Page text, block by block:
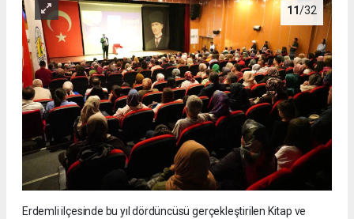
11/32
Erdemli ilçesinde bu yıl dördüncüsü gerçekleştirilen Kitap ve